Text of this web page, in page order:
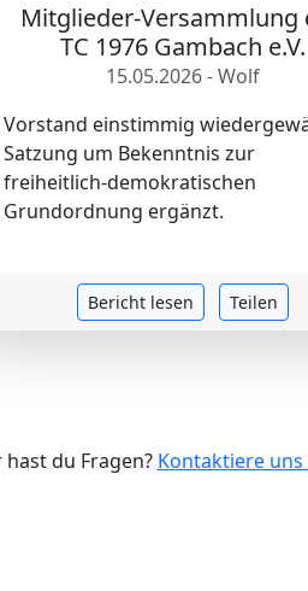
Mitglieder-Versammlung
TC 1976 Gambach e.V.
15.05.2026 - Wolf
Vorstand einstimmig
Satzung um Bekenntnis zur
freiheitlich-demokratischen
Grundordnung ergänzt.
Bericht lesen Teilen
du Fragen? Kontaktiere